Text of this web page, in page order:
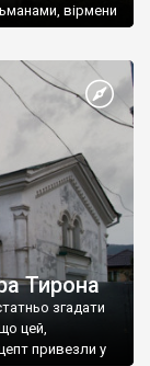
вірмени
Тирона
згадати
цей,
привезли у